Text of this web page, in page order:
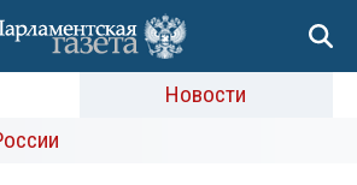
Новости